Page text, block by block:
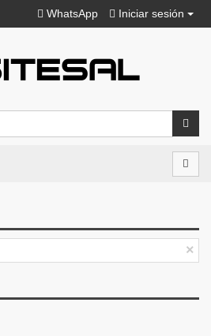
WhatsApp Iniciar sesión
×